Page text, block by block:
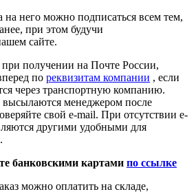
на него можно подписаться всем тем,
при этом будучи
сайте.
получении на Почте России,
по реквизитам компании , если
через транспортную компанию.
менеджером после
свой e-mail. При отсутствии e-
другими удобными для
банковскими картами по ссылке
можно оплатить на складе,